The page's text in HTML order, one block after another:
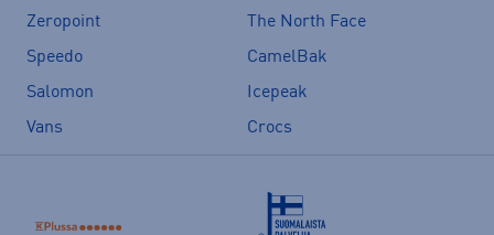
Zeropoint
The North Face
Speedo
CamelBak
Salomon
Icepeak
Vans
Crocs